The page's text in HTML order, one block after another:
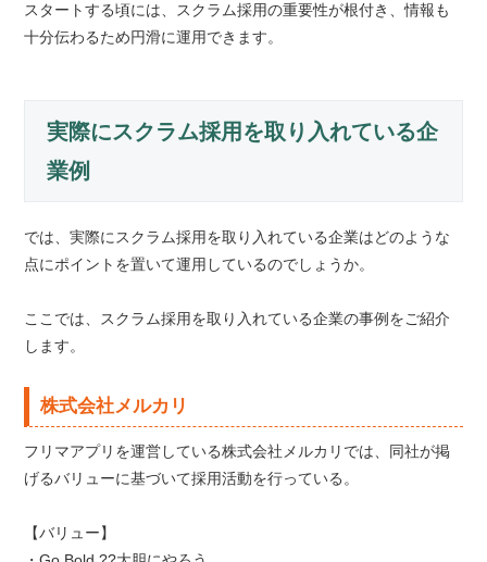
スタートする頃には、スクラム採用の重要性が根付き、情報も
十分伝わるため円滑に運用できます。
実際にスクラム採用を取り入れている企
業例
では、実際にスクラム採用を取り入れている企業はどのような
点にポイントを置いて運用しているのでしょうか。
ここでは、スクラム採用を取り入れている企業の事例をご紹介
します。
株式会社メルカリ
フリマアプリを運営している株式会社メルカリでは、同社が掲
げるバリューに基づいて採用活動を行っている。
【バリュー】